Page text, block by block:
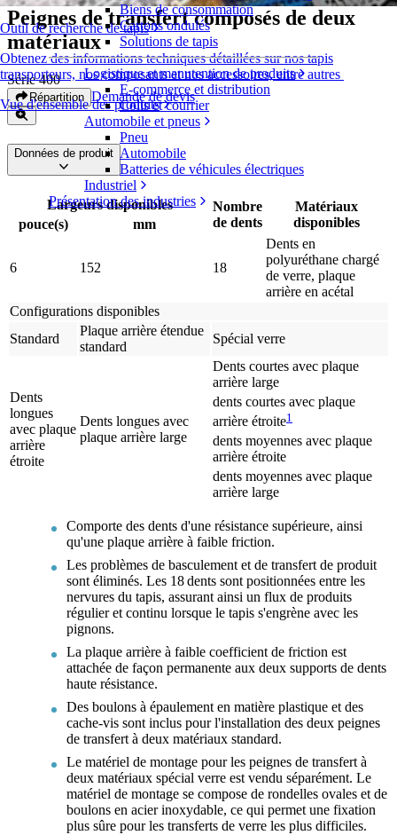
Outil de recherche de tapis
Obtenez des informations techniques détaillées sur nos tapis
transporteurs, nos composants et nos accessoires, entre autres
Vue d'ensemble des produits
Biens de consommation
Cartons ondulés
Solutions de tapis
Logistique et manutention de produits
E-commerce et distribution
Colis et courrier
Automobile et pneus
Pneu
Automobile
Batteries de véhicules électriques
Industriel
Présentation des industries
Peignes de transfert composés de deux
matériaux
Série 400
Répartition Demande de devis
Données de produit
Largeurs disponibles
Nombre
de dents
Matériaux
disponibles
pouce(s) mm
6 152 18
Dents en
polyuréthane chargé
de verre, plaque
arrière en acétal
Configurations disponibles
Standard
Plaque arrière étendue
standard
Spécial verre
Dents
longues
avec plaque
arrière
étroite
Dents longues avec
plaque arrière large
Dents courtes avec plaque
arrière large
dents courtes avec plaque
arrière étroite1
dents moyennes avec plaque
arrière étroite
dents moyennes avec plaque
arrière large
Comporte des dents d'une résistance supérieure, ainsi
qu'une plaque arrière à faible friction.
Les problèmes de basculement et de transfert de produit
sont éliminés. Les 18 dents sont positionnées entre les
nervures du tapis, assurant ainsi un flux de produits
régulier et continu lorsque le tapis s'engrène avec les
pignons.
La plaque arrière à faible coefficient de friction est
attachée de façon permanente aux deux supports de dents
haute résistance.
Des boulons à épaulement en matière plastique et des
cache-vis sont inclus pour l'installation des deux peignes
de transfert à deux matériaux standard.
Le matériel de montage pour les peignes de transfert à
deux matériaux spécial verre est vendu séparément. Le
matériel de montage se compose de rondelles ovales et de
boulons en acier inoxydable, ce qui permet une fixation
plus sûre pour les transferts de verre les plus difficiles.